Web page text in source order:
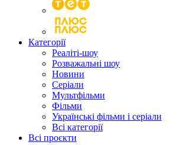
Категорії
Реаліті-шоу
Розважальні шоу
Новини
Серіали
Мультфільми
Фільми
Українські фільми і серіали
Всі категорії
Всі проєкти